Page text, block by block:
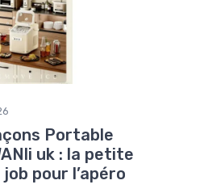
Portable
uk : la petite
pour l’apéro